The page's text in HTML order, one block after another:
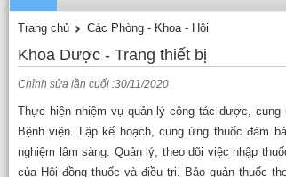
Trang chủ Các Phòng - Khoa - Hội
Khoa Dược - Trang thiết bị
Chỉnh sửa lần cuối :30/11/2020
Thực hiện nhiệm vụ quản lý công tác dược,
Bệnh viện. Lập kế hoạch, cung ứng thuốc đảm
nghiệm lâm sàng. Quản lý, theo dõi việc nhập
của Hội đồng thuốc và điều trị. Bảo quản thuốc